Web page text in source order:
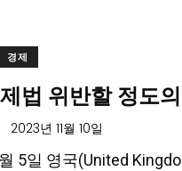
경제
법 위반할 정도
2023년 11월 10일
5일 영국(United